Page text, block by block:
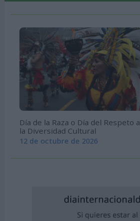
Día de la Raza o Día del Respeto a
la Diversidad Cultural
12 de octubre de 2026